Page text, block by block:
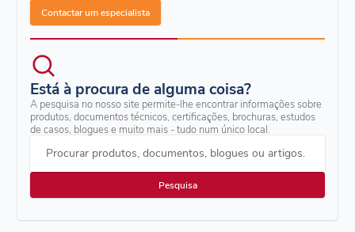
Contactar um especialista
Está à procura de alguma coisa?
A pesquisa no nosso site permite-lhe encontrar informações sobre
produtos, documentos técnicos, certificações, brochuras, estudos
de casos, blogues e muito mais - tudo num único local.
Procurar produtos, documentos, blogues ou artigos.